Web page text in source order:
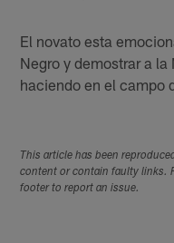
El novato esta
Negro y demostrar a
haciendo en el campo
This article has been
content or contain faulty links.
footer to report an issue.